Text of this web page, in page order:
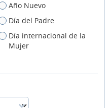
Año Nuevo
Día del Padre
Día internacional de la
Mujer